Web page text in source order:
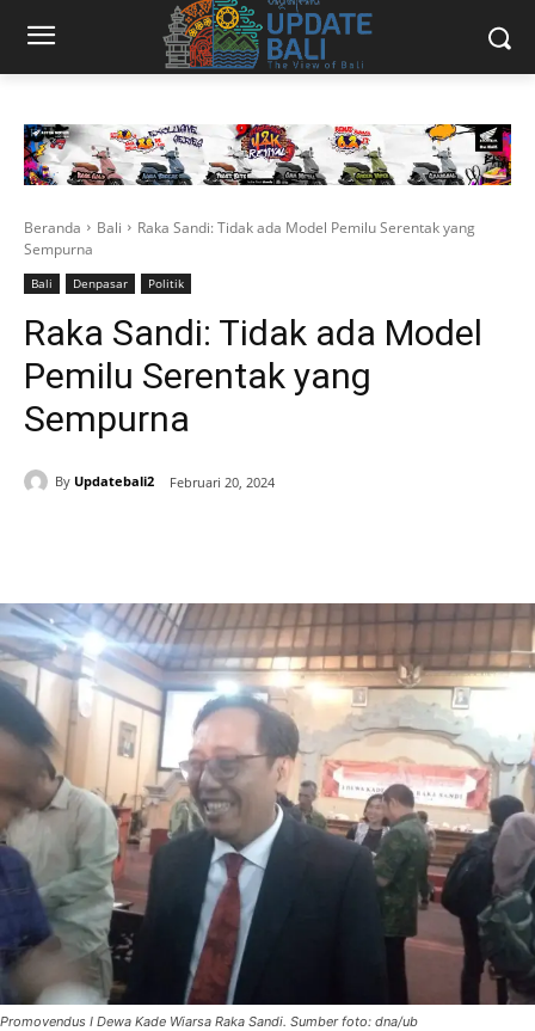
Beranda Bali
Raka Sandi: Tidak ada Model Pemilu Serentak yang
Sempurna
Bali Denpasar Politik
Raka Sandi: Tidak ada Model
Pemilu Serentak yang
Sempurna
By Updatebali2 Februari 20, 2024
Promovendus I Dewa Kade Wiarsa Raka Sandi. Sumber foto: dna/ub